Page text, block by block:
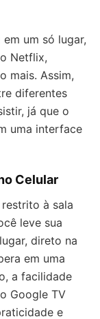
um só lugar,
Netflix,
mais. Assim,
diferentes
já que o
uma interface
Celular
à sala
leve sua
direto na
em uma
a facilidade
Google TV
e